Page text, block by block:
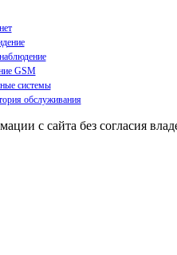
GSM
системы
обслуживания
с сайта без согласия